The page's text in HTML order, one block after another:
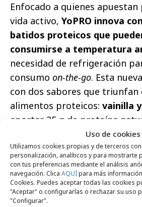
Uso de cookies
Utilizamos cookies propias y de terceros
personalización, analíticos y para mostrarte
con tus preferencias mediante el análisis
navegación. Clica AQUÍpara más
Cookies. Puedes aceptar todas las cookies
"Aceptar" o configurarlas o rechazar su uso
"Configurar".
Enfocado a quienes
vida activo, YoPRO innova
batidos proteicos que
consumirse a temperatura
necesidad de refrigeración
consumo on-the-go. Esta
con dos sabores que triunfan
alimentos proteicos: vainilla
aportar 25 g de proteína
calidad (aportando los 9
esenciales, así como 5 g de
perfectas para tomar
dónde y cuándo se quiera. Sin
añadidos (contiene azúcares
presentes) ni materia grasa, y